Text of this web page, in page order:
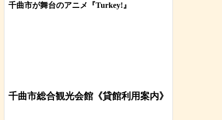
千曲市が舞台のアニメ『Turkey!』
千曲市総合観光会館《貸館利用案内》